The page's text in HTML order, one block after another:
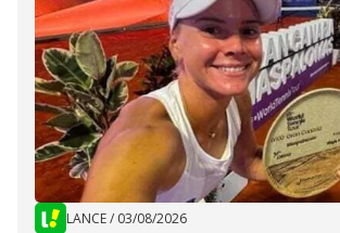
LANCE/ 03/08/2026